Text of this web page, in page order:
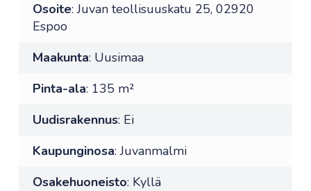
Osoite: Juvan teollisuuskatu 25, 02920
Espoo
Maakunta: Uusimaa
Pinta-ala: 135 m²
Uudisrakennus: Ei
Kaupunginosa: Juvanmalmi
Osakehuoneisto: Kyllä